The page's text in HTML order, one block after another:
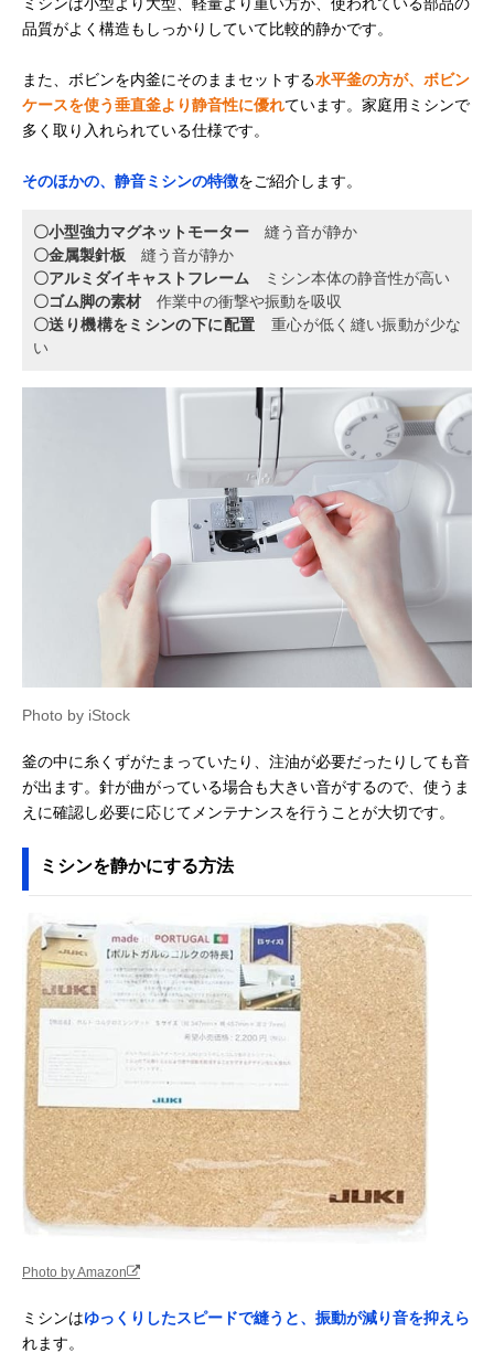
ミシンは小型より大型、軽量より重い方が、使われている部品の
品質がよく構造もしっかりしていて比較的静かです。
また、ボビンを内釜にそのままセットする水平釜の方が、ボビン
ケースを使う垂直釜より静音性に優れています。家庭用ミシンで
多く取り入れられている仕様です。
そのほかの、静音ミシンの特徴をご紹介します。
〇小型強力マグネットモーター 縫う音が静か
〇金属製針板 縫う音が静か
〇アルミダイキャストフレーム ミシン本体の静音性が高い
〇ゴム脚の素材 作業中の衝撃や振動を吸収
〇送り機構をミシンの下に配置 重心が低く縫い振動が少な
い
Photo by iStock
釜の中に糸くずがたまっていたり、注油が必要だったりしても音
が出ます。針が曲がっている場合も大きい音がするので、使うま
えに確認し必要に応じてメンテナンスを行うことが大切です。
ミシンを静かにする方法
Photo by Amazon
ミシンはゆっくりしたスピードで縫うと、振動が減り音を抑えら
れます。